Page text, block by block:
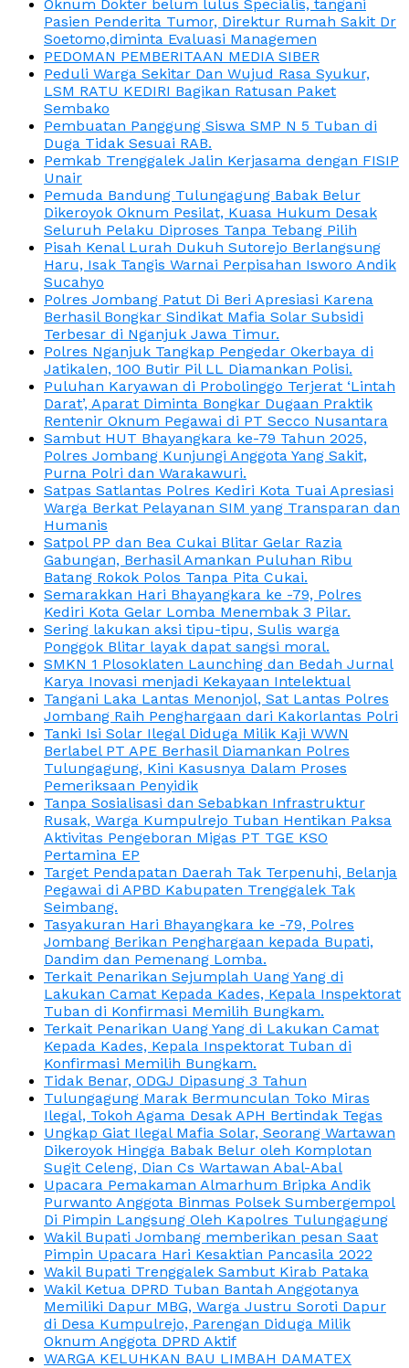
Oknum Dokter belum lulus Specialis, tangani
Pasien Penderita Tumor, Direktur Rumah Sakit Dr
Soetomo,diminta Evaluasi Managemen
PEDOMAN PEMBERITAAN MEDIA SIBER
Peduli Warga Sekitar Dan Wujud Rasa Syukur,
LSM RATU KEDIRI Bagikan Ratusan Paket
Sembako
Pembuatan Panggung Siswa SMP N 5 Tuban di
Duga Tidak Sesuai RAB.
Pemkab Trenggalek Jalin Kerjasama dengan FISIP
Unair
Pemuda Bandung Tulungagung Babak Belur
Dikeroyok Oknum Pesilat, Kuasa Hukum Desak
Seluruh Pelaku Diproses Tanpa Tebang Pilih
Pisah Kenal Lurah Dukuh Sutorejo Berlangsung
Haru, Isak Tangis Warnai Perpisahan Isworo Andik
Sucahyo
Polres Jombang Patut Di Beri Apresiasi Karena
Berhasil Bongkar Sindikat Mafia Solar Subsidi
Terbesar di Nganjuk Jawa Timur.
Polres Nganjuk Tangkap Pengedar Okerbaya di
Jatikalen, 100 Butir Pil LL Diamankan Polisi.
Puluhan Karyawan di Probolinggo Terjerat ‘Lintah
Darat’, Aparat Diminta Bongkar Dugaan Praktik
Rentenir Oknum Pegawai di PT Secco Nusantara
Sambut HUT Bhayangkara ke-79 Tahun 2025,
Polres Jombang Kunjungi Anggota Yang Sakit,
Purna Polri dan Warakawuri.
Satpas Satlantas Polres Kediri Kota Tuai Apresiasi
Warga Berkat Pelayanan SIM yang Transparan dan
Humanis
Satpol PP dan Bea Cukai Blitar Gelar Razia
Gabungan, Berhasil Amankan Puluhan Ribu
Batang Rokok Polos Tanpa Pita Cukai.
Semarakkan Hari Bhayangkara ke -79, Polres
Kediri Kota Gelar Lomba Menembak 3 Pilar.
Sering lakukan aksi tipu-tipu, Sulis warga
Ponggok Blitar layak dapat sangsi moral.
SMKN 1 Plosoklaten Launching dan Bedah Jurnal
Karya Inovasi menjadi Kekayaan Intelektual
Tangani Laka Lantas Menonjol, Sat Lantas Polres
Jombang Raih Penghargaan dari Kakorlantas Polri
Tanki Isi Solar Ilegal Diduga Milik Kaji WWN
Berlabel PT APE Berhasil Diamankan Polres
Tulungagung, Kini Kasusnya Dalam Proses
Pemeriksaan Penyidik
Tanpa Sosialisasi dan Sebabkan Infrastruktur
Rusak, Warga Kumpulrejo Tuban Hentikan Paksa
Aktivitas Pengeboran Migas PT TGE KSO
Pertamina EP
Target Pendapatan Daerah Tak Terpenuhi, Belanja
Pegawai di APBD Kabupaten Trenggalek Tak
Seimbang.
Tasyakuran Hari Bhayangkara ke -79, Polres
Jombang Berikan Penghargaan kepada Bupati,
Dandim dan Pemenang Lomba.
Terkait Penarikan Sejumplah Uang Yang di
Lakukan Camat Kepada Kades, Kepala Inspektorat
Tuban di Konfirmasi Memilih Bungkam.
Terkait Penarikan Uang Yang di Lakukan Camat
Kepada Kades, Kepala Inspektorat Tuban di
Konfirmasi Memilih Bungkam.
Tidak Benar, ODGJ Dipasung 3 Tahun
Tulungagung Marak Bermunculan Toko Miras
Ilegal, Tokoh Agama Desak APH Bertindak Tegas
Ungkap Giat Ilegal Mafia Solar, Seorang Wartawan
Dikeroyok Hingga Babak Belur oleh Komplotan
Sugit Celeng, Dian Cs Wartawan Abal-Abal
Upacara Pemakaman Almarhum Bripka Andik
Purwanto Anggota Binmas Polsek Sumbergempol
Di Pimpin Langsung Oleh Kapolres Tulungagung
Wakil Bupati Jombang memberikan pesan Saat
Pimpin Upacara Hari Kesaktian Pancasila 2022
Wakil Bupati Trenggalek Sambut Kirab Pataka
Wakil Ketua DPRD Tuban Bantah Anggotanya
Memiliki Dapur MBG, Warga Justru Soroti Dapur
di Desa Kumpulrejo, Parengan Diduga Milik
Oknum Anggota DPRD Aktif
WARGA KELUHKAN BAU LIMBAH DAMATEX